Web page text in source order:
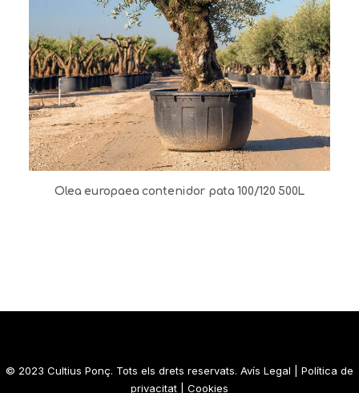
Olea europaea contenidor pata 100/120 500L
© 2023 Cultius Ponç. Tots els drets reservats. Avís Legal
Política de
privacitat
Cookies